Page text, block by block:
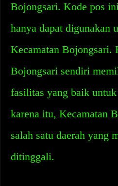
Bojongsari. Kode pos
hanya dapat digunakan
Kecamatan Bojongsari.
Bojongsari sendiri
fasilitas yang baik
karena itu, Kecamatan
salah satu daerah yang
ditinggali.